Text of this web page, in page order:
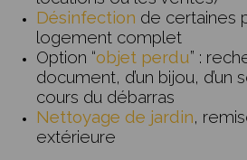
Désinfection de certaines
logement complet
Option “objet perdu” :
document, d’un bijou, d’un
cours du débarras
Nettoyage de jardin,
extérieure